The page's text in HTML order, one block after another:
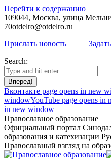
Перейти к содержанию
109044, Москва, улица
70otdelro@otdelro.ru
Прислать новость
Search:
Вконтакте page opens in new
windowYouTube page opens in
in new window
Православное образование
Официальный портал
образования и катехизации
Православный взгляд на